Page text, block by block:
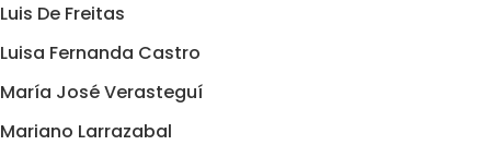
Luis De Freitas
Luisa Fernanda Castro
María José Verasteguí
Mariano Larrazabal